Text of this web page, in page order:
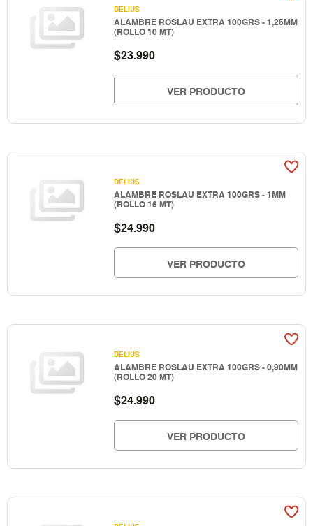
DELIUS
ALAMBRE ROSLAU EXTRA 100GRS - 1,25MM
(ROLLO 10 MT)
$23.990
VER PRODUCTO
DELIUS
ALAMBRE ROSLAU EXTRA 100GRS - 1MM
(ROLLO 16 MT)
$24.990
VER PRODUCTO
DELIUS
ALAMBRE ROSLAU EXTRA 100GRS - 0,90MM
(ROLLO 20 MT)
$24.990
VER PRODUCTO